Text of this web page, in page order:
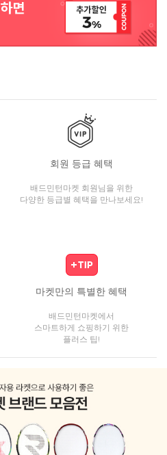
회원 등급 혜택
배드민턴마켓 회원님을 위한
다양한 등급별 혜택을 만나보세요!
마켓만의 특별한 혜택
배드민턴마켓에서
스마트하게 쇼핑하기 위한
플러스 팁!